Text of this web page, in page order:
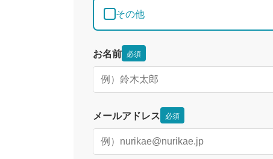
その他
お名前 必須
メールアドレス 必須